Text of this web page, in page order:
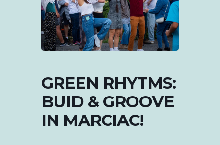
GREEN RHYTMS:
BUID & GROOVE
IN MARCIAC!